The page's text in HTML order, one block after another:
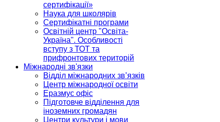
сертифікації»
Наука для школярів
Сертифікатні програми
Освітній центр "Освіта-
Україна". Особливості
вступу з ТОТ та
прифронтових територій
Міжнародні зв'язки
Відділ міжнародних зв’язків
Центр міжнародної освіти
Еразмус офіс
Підготовче відділення для
іноземних громадян
Центри культури і мови